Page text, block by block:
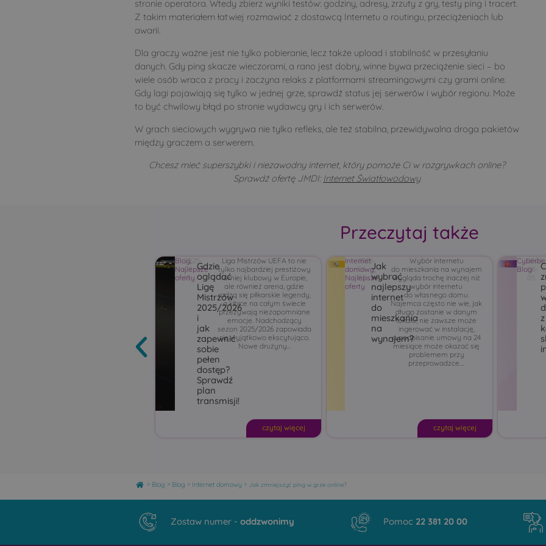
stronie operatora. Wtedy zbierz wyniki testów: godziny, adresy, zrzuty z gry, testy ping i tracert.
Z takim materiałem łatwiej rozmawiać z dostawcą Internetu o routingu, przeciążeniach lub
awarii.
Dla graczy ważne jest nie tylko pobieranie, lecz także upload i stabilność w przesyłaniu
danych. Gdy ping skacze wieczorami, a rano jest dobry, winne bywa przeciążenie sieci – bo
wiele osób wraca z pracy i zaczyna relaks z platformami streamingowymi czy grami online.
Gdy lagi pojawiają się tylko w jednej grze, sprawdź status jej serwerów i wybór regionu. Może
to być chwilowy błąd po stronie wydawcy gry i ich serwerów.
W grach sieciowych wygrywa nie tylko refleks, ale też stabilna, przewidywalna droga pakietów
między graczem a serwerem.
Chcesz mieć superszybki i niezawodny internet, który pomoże Ci w rozgrywkach online?
Sprawdź ofertę JMDI: Internet Światłowodowy
Przeczytaj także
Blog,
Najlepsze
oferty
2025-
09-
15
Gdzie
oglądać
Ligę
Mistrzów
2025/2026
i
jak
zapewnić
sobie
pełen
dostęp?
Sprawdź
plan
transmisji!
Liga Mistrzów UEFA to nie
tylko najbardziej prestiżowy
turniej klubowy w Europie,
ale również arena, gdzie
rodzą się piłkarskie legendy,
a kibice na całym świecie
przeżywają niezapomniane
emocje. Nadchodzący
sezon 2025/2026 zapowiada
się wyjątkowo ekscytująco.
Nowe drużyny...
czytaj więcej
Internet
domowy,
Najlepsze
oferty
2026-
08-
08
Jak
wybrać
najlepszy
internet
do
mieszkania
na
wynajem?
Wybór internetu
do mieszkania na wynajem
wygląda trochę inaczej niż
wybór internetu
do własnego domu.
Najemca często nie wie, jak
długo zostanie w danym
lokalu, nie zawsze może
ingerować w instalację,
a podpisanie umowy na 24
miesiące może okazać się
problemem przy
przeprowadzce....
czytaj więcej
Blog
2026-
08-
z
Home
> Blog > Blog > Internet domowy > Jak zmniejszyć ping w grze online?
Zostaw numer -oddzwonimy Pomoc 22 381 20 00